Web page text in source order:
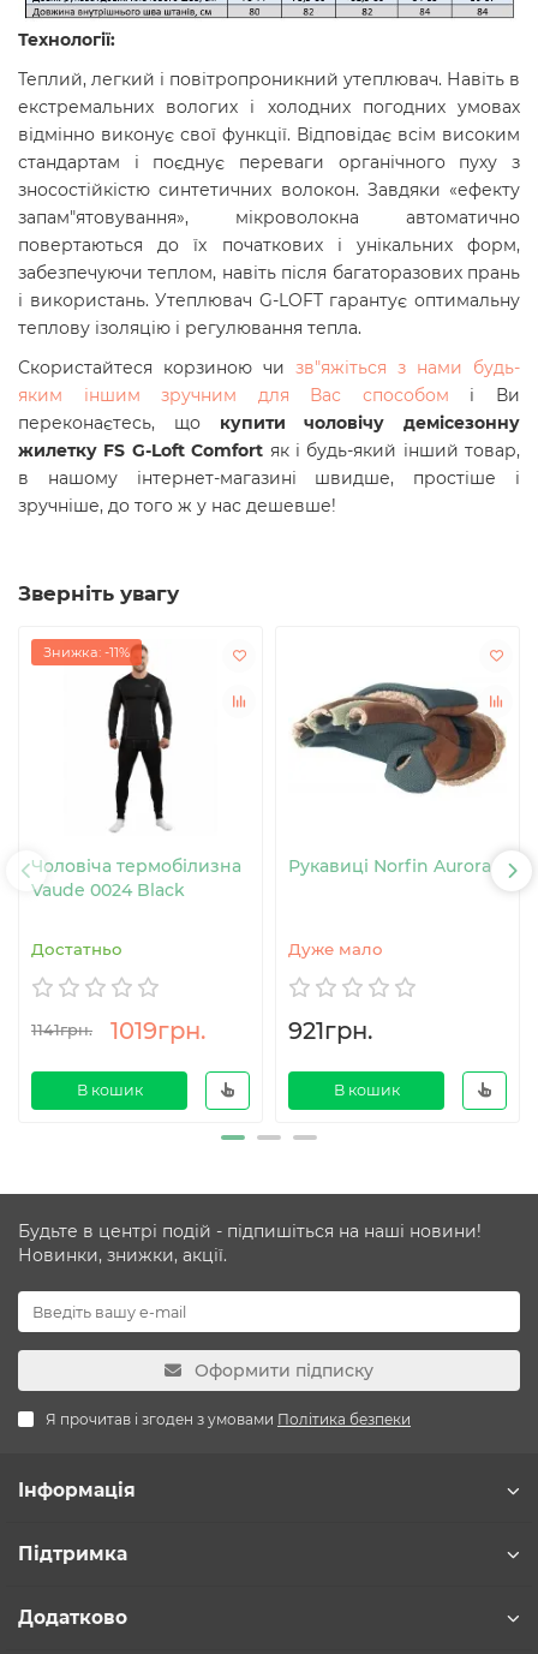
Технології:
Теплий, легкий і повітропроникний утеплювач. Навіть в
екстремальних вологих і холодних погодних умовах
відмінно виконує свої функції. Відповідає всім високим
стандартам і поєднує переваги органічного пуху з
зносостійкістю синтетичних волокон. Завдяки «ефекту
запам"ятовування», мікроволокна автоматично
повертаються до їх початкових і унікальних форм,
забезпечуючи теплом, навіть після багаторазових прань
і використань. Утеплювач G-LOFT гарантує оптимальну
теплову ізоляцію і регулювання тепла.
Скористайтеся корзиною чи зв"яжіться з нами будь-
яким іншим зручним для Вас способом і Ви
переконаєтесь, що купити чоловічу демісезонну
жилетку FS G-Loft Comfort як і будь-який інший товар,
в нашому інтернет-магазині швидше, простіше і
зручніше, до того ж у нас дешевше!
Зверніть увагу
Знижка: -11%
Чоловіча термобілизна
Vaude 0024 Black
Достатньо
1141грн. 1019грн.
В кошик
Рукавиці Norfin Aurora
Дуже мало
921грн.
В кошик
Будьте в центрі подій - підпишіться на наші новини!
Новинки, знижки, акції.
Оформити підписку
Я прочитав і згоден з умовами Політика безпеки
Інформація
Підтримка
Додатково